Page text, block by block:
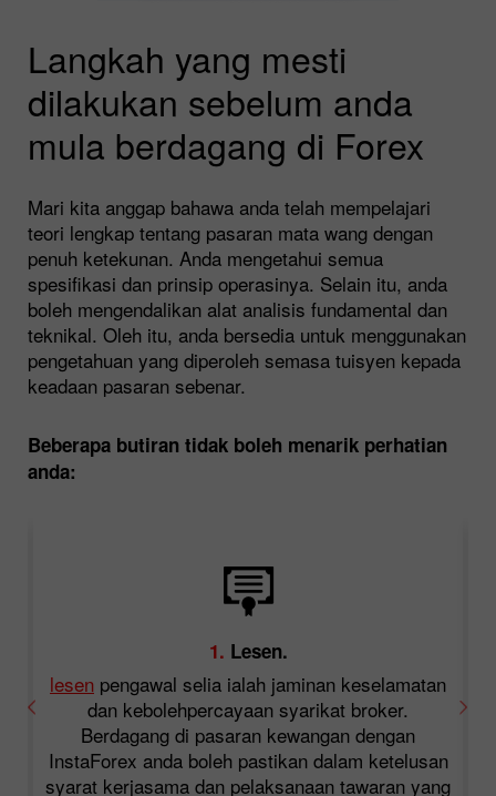
Langkah yang mesti
dilakukan sebelum anda
mula berdagang di Forex
Mari kita anggap bahawa anda telah mempelajari
teori lengkap tentang pasaran mata wang dengan
penuh ketekunan. Anda mengetahui semua
spesifikasi dan prinsip operasinya. Selain itu, anda
boleh mengendalikan alat analisis fundamental dan
teknikal. Oleh itu, anda bersedia untuk menggunakan
pengetahuan yang diperoleh semasa tuisyen kepada
keadaan pasaran sebenar.
Beberapa butiran tidak boleh menarik perhatian
anda:
1. Lesen.
lesen pengawal selia ialah jaminan keselamatan
dan kebolehpercayaan syarikat broker.
Berdagang di pasaran kewangan dengan
InstaForex anda boleh pastikan dalam ketelusan
syarat kerjasama dan pelaksanaan tawaran yang